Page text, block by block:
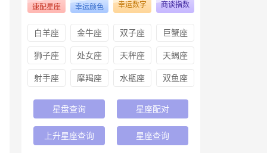
速配星座 幸运颜色 幸运数字 商谈指数
白羊座 金牛座 双子座 巨蟹座
狮子座 处女座 天秤座 天蝎座
射手座 摩羯座 水瓶座 双鱼座
星盘查询 星座配对
上升星座查询 星座查询